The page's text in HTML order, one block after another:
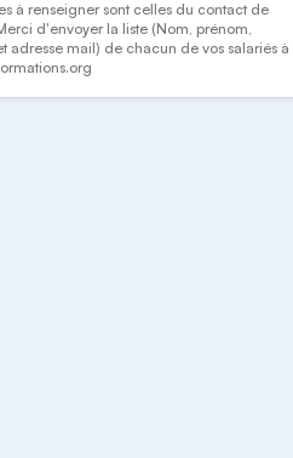
à renseigner sont celles du contact de
d'envoyer la liste (Nom, prénom,
adresse mail) de chacun de vos salariés à